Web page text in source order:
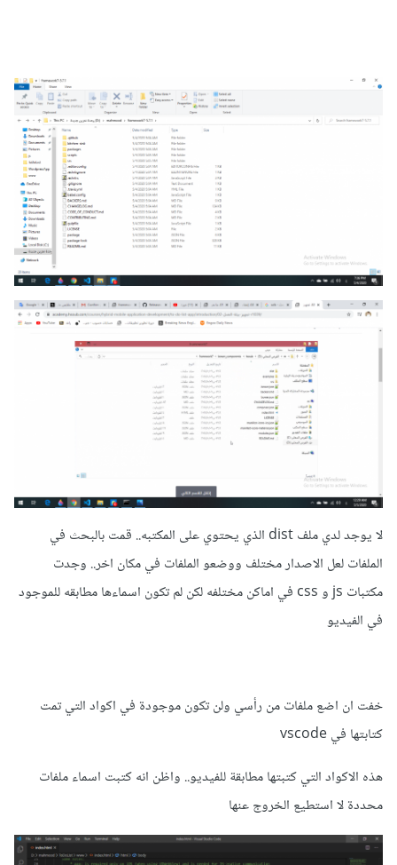
لا يوجد لدي ملف dist الذي يحتوي على المكتبه.. قمت بالبحث في
الملفات لعل الاصدار مختلف ووضعو الملفات في مكان اخر.. وجدت
مكتبات js و css في اماكن مختلفه لكن لم تكون اسماءها مطابقه للموجود
في الفيديو
خفت ان اضع ملفات من رأسي ولن تكون موجودة في اكواد التي تمت
كتابتها في vscode
هذه الاكواد التي كتبتها مطابقة للفيديو.. واظن انه كتبت اسماء ملفات
محددة لا استطيع الخروج عنها